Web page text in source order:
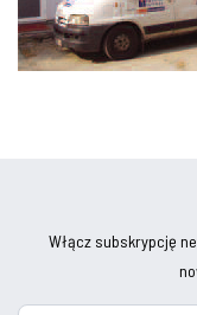
Włącz subskrypcję